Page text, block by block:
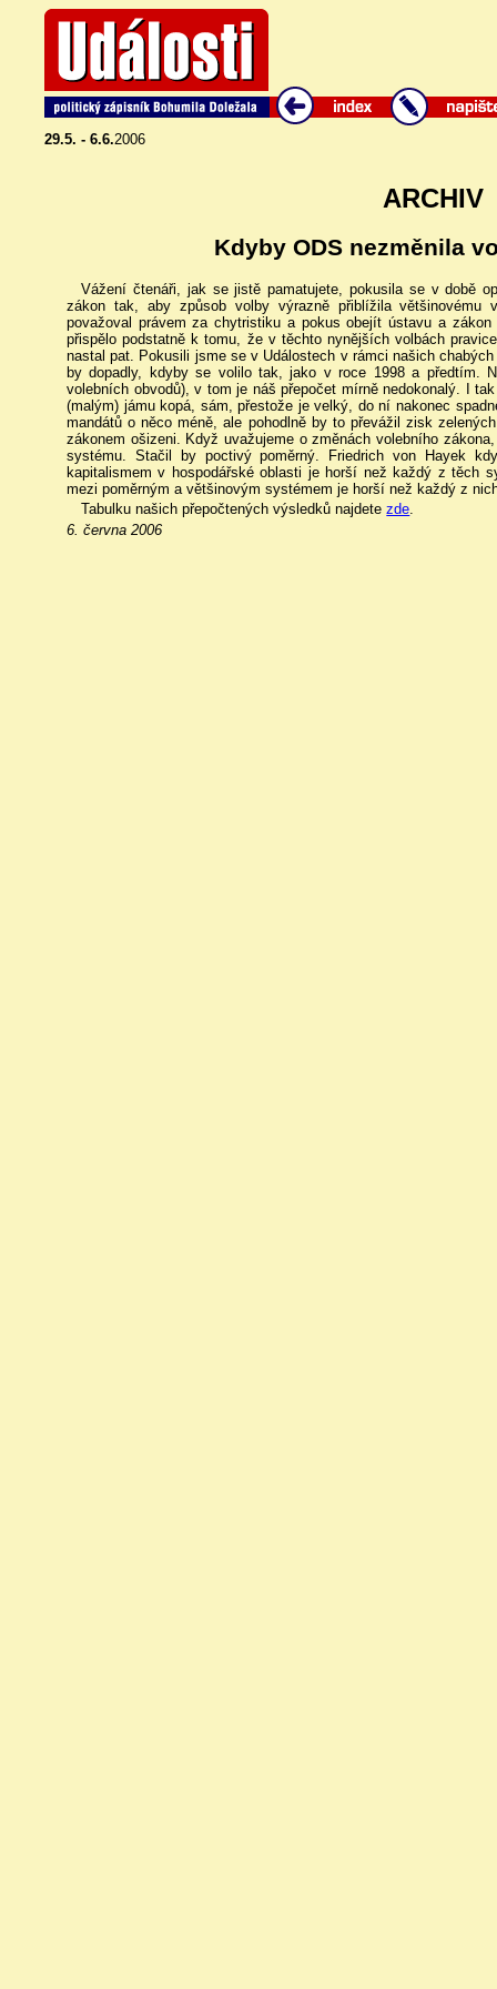
29.5. - 6.6.2006
ARCHIV
Kdyby ODS nezměnila
Vážení čtenáři, jak se jistě pamatujete, pokusila se v době
zákon tak, aby způsob volby výrazně přiblížila většinovému
považoval právem za chytristiku a pokus obejít ústavu a
přispělo podstatně k tomu, že v těchto nynějších volbách
nastal pat. Pokusili jsme se v Událostech v rámci našich
by dopadly, kdyby se volilo tak, jako v roce 1998 a předtím.
volebních obvodů), v tom je náš přepočet mírně nedokonalý. I
(malým) jámu kopá, sám, přestože je velký, do ní nakonec
mandátů o něco méně, ale pohodlně by to převážil zisk
zákonem ošizeni. Když uvažujeme o změnách volebního
systému. Stačil by poctivý poměrný. Friedrich von Hayek
kapitalismem v hospodářské oblasti je horší než každý z těch
mezi poměrným a většinovým systémem je horší než každý z
Tabulku našich přepočtených výsledků najdetezde.
6. června 2006